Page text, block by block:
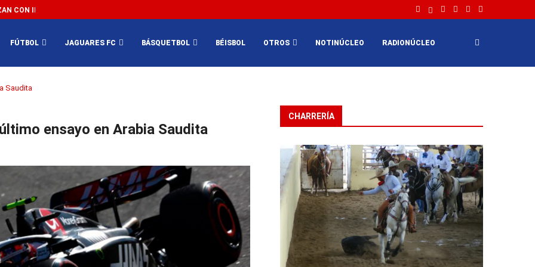
CON IMPEDIR EL MÉXICO VS SUDÁFRICA...
FÚTBOL JAGUARES FC BÁSQUETBOL BÉISBOL OTROS NOTINÚCLEO RADIONÚCLEO
Saudita
ensayo en Arabia Saudita
CHARRERÍA